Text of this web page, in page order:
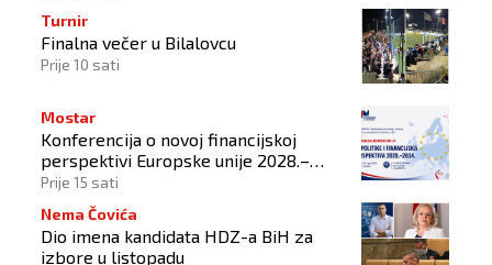
Turnir
Finalna večer u Bilalovcu
Prije 10 sati
Mostar
Konferencija o novoj financijskoj
perspektivi Europske unije 2028.–
2034.
Prije 15 sati
Nema Čovića
Dio imena kandidata HDZ-a BiH za
izbore u listopadu